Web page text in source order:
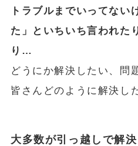
トラブルまでいってない
た」といちいち言われた
り…
どうにか解決したい、問
皆さんどのように解決し
大多数が引っ越しで解決